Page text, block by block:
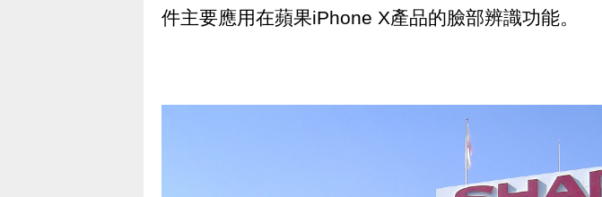
件主要應用在蘋果iPhone X產品的臉部辨識功能。